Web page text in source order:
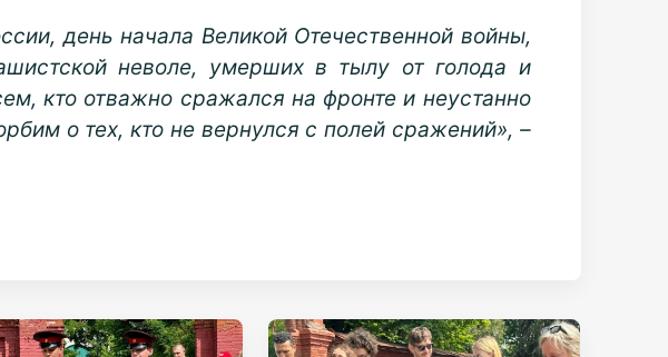
день начала Великой Отечественной войны,
неволе, умерших в тылу от голода и
кто отважно сражался на фронте и неустанно
о тех, кто не вернулся с полей сражений», –